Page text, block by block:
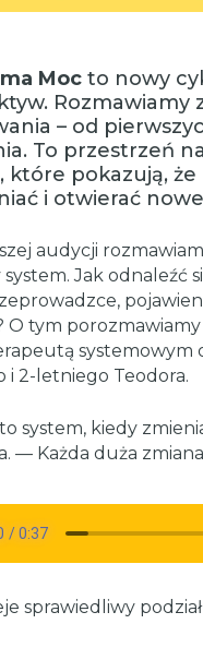
Mocto nowy
Rozmawiamy
– od
To przestrzeń
które pokazują,
i otwierać
audycji
Jak odnaleźć
O tym porozmawiamy
systemowym
i 2-letniego Teodora.
system, kiedy
— Każda duża
sprawiedliwy